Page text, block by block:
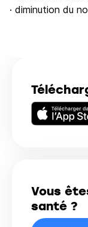
Vous
santé ?
· diminution du